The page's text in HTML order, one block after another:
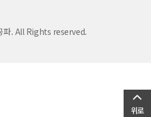
. All Rights reserved.
위로